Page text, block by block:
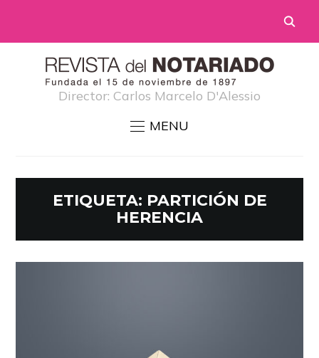
Director: Carlos Marcelo D'Alessio
MENU
ETIQUETA: PARTICIÓN DE
HERENCIA